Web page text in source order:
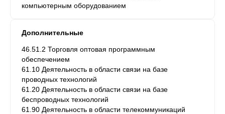
компьютерным оборудованием
Дополнительные
46.51.2 Торговля оптовая программным
обеспечением
61.10 Деятельность в области связи на базе
проводных технологий
61.20 Деятельность в области связи на базе
беспроводных технологий
61.90 Деятельность в области телекоммуникаций